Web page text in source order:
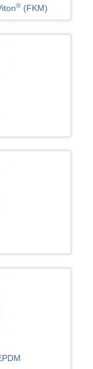
® (FKM)